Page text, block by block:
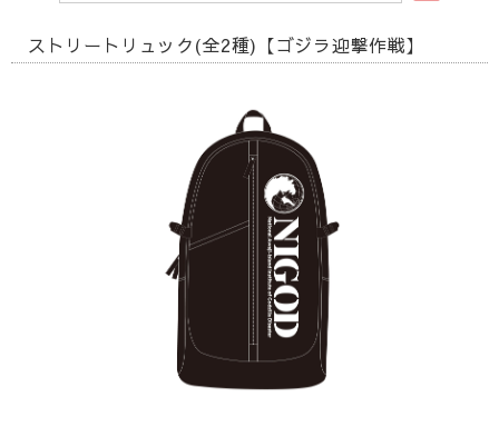
ストリートリュック(全2種)【ゴジラ迎撃作戦】